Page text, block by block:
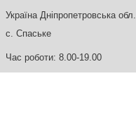
Україна Дніпропетровська обл.
с. Спаське
Час роботи: 8.00-19.00